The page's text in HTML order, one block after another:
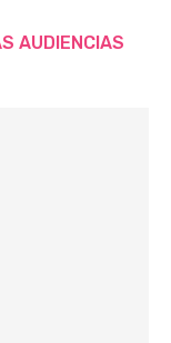
AUDIENCIAS